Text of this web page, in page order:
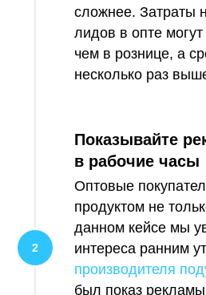
сложнее. Затраты
лидов в опте
чем в рознице, а
несколько раз
Показывайте
в рабочие часы
Оптовые
продуктом не
данном кейсе мы
интереса ранним
производителя
был показ